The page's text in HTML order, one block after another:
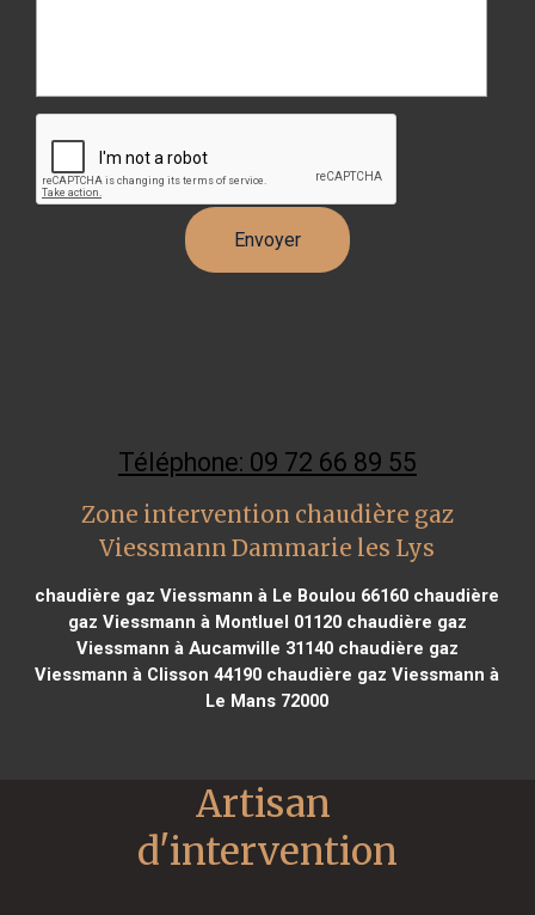
Téléphone: 09 72 66 89 55
Zone intervention chaudière gaz
Viessmann Dammarie les Lys
chaudière gaz Viessmann à Le Boulou 66160 chaudière
gaz Viessmann à Montluel 01120chaudière gaz
Viessmann à Aucamville 31140chaudière gaz
Viessmann à Clisson 44190 chaudière gaz Viessmann à
Le Mans 72000
Artisan
d'intervention